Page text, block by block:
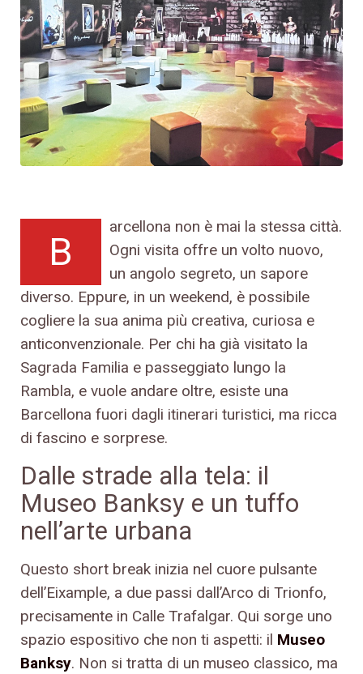
B
arcellona non è mai la stessa città.
Ogni visita offre un volto nuovo,
un angolo segreto, un sapore
diverso. Eppure, in un weekend, è possibile
cogliere la sua anima più creativa, curiosa e
anticonvenzionale. Per chi ha già visitato la
Sagrada Familia e passeggiato lungo la
Rambla, e vuole andare oltre, esiste una
Barcellona fuori dagli itinerari turistici, ma ricca
di fascino e sorprese.
Dalle strade alla tela: il
Museo Banksy e un tuffo
nell’arte urbana
Questo short break inizia nel cuore pulsante
dell’Eixample, a due passi dall’Arco di Trionfo,
precisamente in Calle Trafalgar. Qui sorge uno
spazio espositivo che non ti aspetti: il Museo
Banksy. Non si tratta di un museo classico, ma